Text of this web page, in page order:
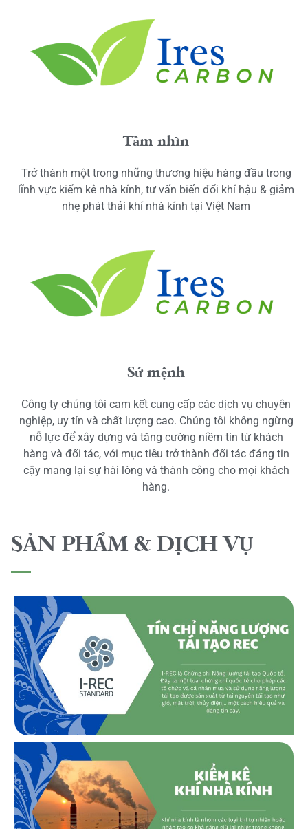
Tầm nhìn
Trở thành một trong những thương hiệu hàng đầu trong
lĩnh vực kiểm kê nhà kính, tư vấn biến đổi khí hậu & giảm
nhẹ phát thải khí nhà kính tại Việt Nam
Sứ mệnh
Công ty chúng tôi cam kết cung cấp các dịch vụ chuyên
nghiệp, uy tín và chất lượng cao. Chúng tôi không ngừng
nỗ lực để xây dựng và tăng cường niềm tin từ khách
hàng và đối tác, với mục tiêu trở thành đối tác đáng tin
cậy mang lại sự hài lòng và thành công cho mọi khách
hàng.
SẢN PHẨM & DỊCH VỤ